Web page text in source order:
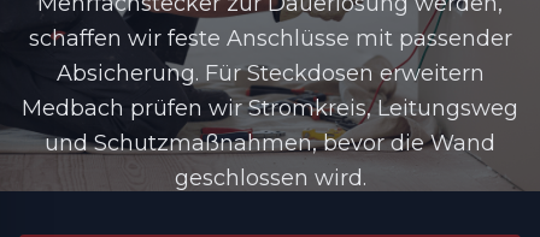
schaffen wir feste Anschlüsse mit passender
Absicherung. Für Steckdosen erweitern
Medbach prüfen wir Stromkreis, Leitungsweg
und Schutzmaßnahmen, bevor die Wand
geschlossen wird.